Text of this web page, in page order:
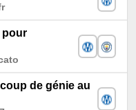
pour
de génie au